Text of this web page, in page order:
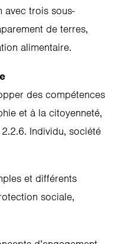
avec trois sous-
de terres,
alimentaire.
des compétences
et à la citoyenneté,
Individu, société
et différents
sociale,